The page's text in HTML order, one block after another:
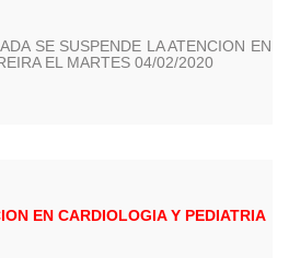
SE SUSPENDE LA ATENCION EN
EL MARTES 04/02/2020
EN CARDIOLOGIA Y PEDIATRIA